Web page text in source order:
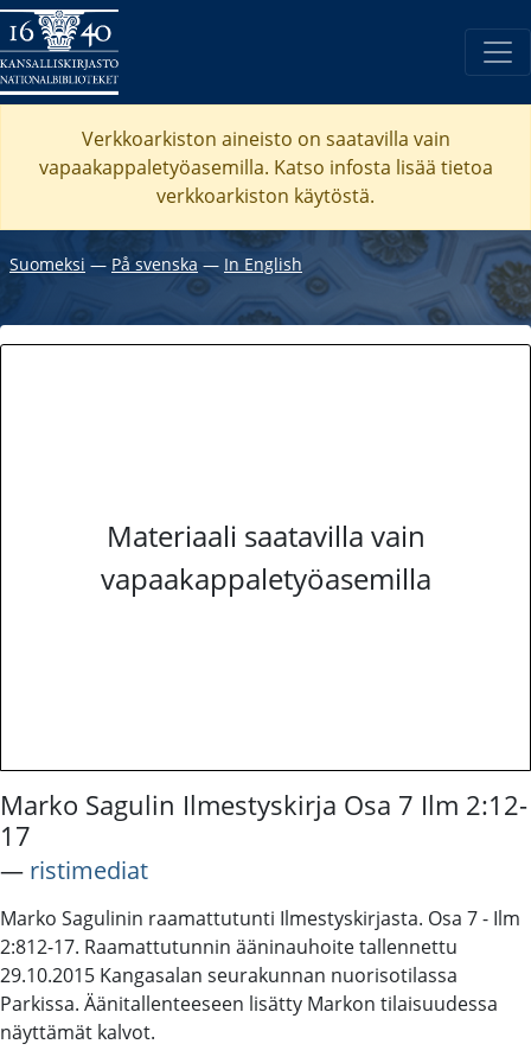
Verkkoarkiston aineisto on saatavilla vain
vapaakappaletyöasemilla. Katso infosta lisää tietoa
verkkoarkiston käytöstä.
Suomeksi ― På svenska ― In English
Materiaali saatavilla vain
vapaakappaletyöasemilla
Marko Sagulin Ilmestyskirja Osa 7 Ilm 2:12-
17
― ristimediat
Marko Sagulinin raamattutunti Ilmestyskirjasta. Osa 7 - Ilm
2:812-17. Raamattutunnin ääninauhoite tallennettu
29.10.2015 Kangasalan seurakunnan nuorisotilassa
Parkissa. Äänitallenteeseen lisätty Markon tilaisuudessa
näyttämät kalvot.